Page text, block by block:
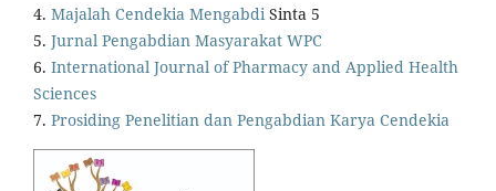
4. Majalah Cendekia MengabdiSinta 5
5. Jurnal Pengabdian Masyarakat WPC
6. International Journal of Pharmacy and Applied Health
Sciences
7. Prosiding Penelitian dan Pengabdian Karya Cendekia